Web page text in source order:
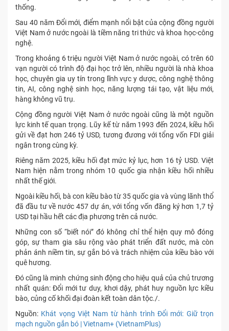
thống.
Sau 40 năm Đổi mới, điểm mạnh nổi bật của cộng đồng người
Việt Nam ở nước ngoài là tiềm năng tri thức và khoa học-công
nghệ.
Trong khoảng 6 triệu người Việt Nam ở nước ngoài, có trên 60
vạn người có trình độ đại học trở lên, nhiều người là nhà khoa
học, chuyên gia uy tín trong lĩnh vực y dược, công nghệ thông
tin, AI, công nghệ sinh học, năng lượng tái tạo, vật liệu mới,
hàng không vũ trụ.
Cộng đồng người Việt Nam ở nước ngoài cũng là một nguồn
lực kinh tế quan trọng. Lũy kế từ năm 1993 đến 2024, kiều hối
gửi về đạt hơn 246 tỷ USD, tương đương với tổng vốn FDI giải
ngân trong cùng kỳ.
Riêng năm 2025, kiều hối đạt mức kỷ lục, hơn 16 tỷ USD. Việt
Nam hiện nằm trong nhóm 10 quốc gia nhận kiều hối nhiều
nhất thế giới.
Ngoài kiều hối, bà con kiều bào từ 35 quốc gia và vùng lãnh thổ
đã đầu tư về nước 457 dự án, với tổng vốn đăng ký hơn 1,7 tỷ
USD tại hầu hết các địa phương trên cả nước.
Những con số “biết nói” đó không chỉ thể hiện quy mô đóng
góp, sự tham gia sâu rộng vào phát triển đất nước, mà còn
phản ánh niềm tin, sự gắn bó và trách nhiệm của kiều bào với
quê hương.
Đó cũng là minh chứng sinh động cho hiệu quả của chủ trương
nhất quán: Đổi mới tư duy, khơi dậy, phát huy nguồn lực kiều
bào, củng cố khối đại đoàn kết toàn dân tộc./.
Nguồn: Khát vọng Việt Nam từ hành trình Đổi mới: Giữ trọn
mạch nguồn gắn bó | Vietnam+ (VietnamPlus)